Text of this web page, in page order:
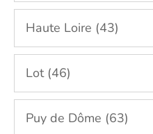
Haute Loire (43)
Lot (46)
Puy de Dôme (63)